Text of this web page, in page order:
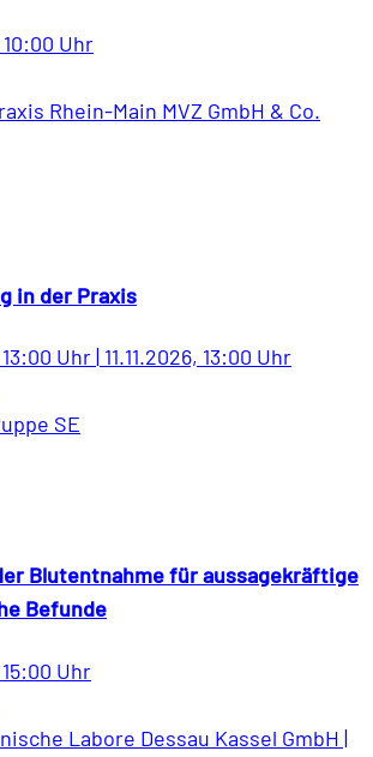
Uhr
Rhein-Main MVZ GmbH & Co.
in der Praxis
Uhr| 11.11.2026, 13:00 Uhr
SE
Blutentnahme für aussagekräftige
Befunde
Uhr
Labore Dessau Kassel GmbH |